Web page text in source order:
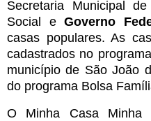
Secretaria Municipal
Social e Governo
casas populares.As
cadastrados no
município de São João
do programa Bolsa
O Minha Casa